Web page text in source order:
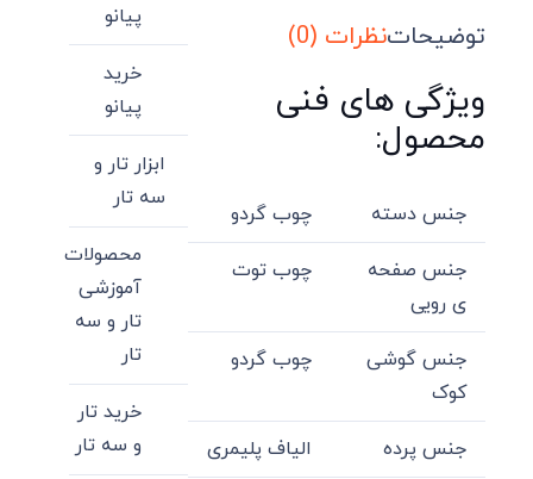
توضیحاتنظرات (0)
ویژگی های فنی
محصول:
جنس دسته چوب گردو
جنس صفحه
ی رویی
چوب توت
جنس گوشی
کوک
چوب گردو
جنس پرده الیاف پلیمری
پیانو
خرید
پیانو
ابزار تار و
سه تار
محصولات
آموزشی
تار و سه
تار
خرید تار
و سه تار